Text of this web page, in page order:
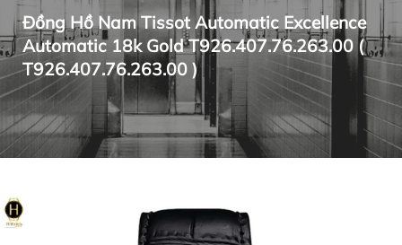
Đồng Hồ Nam Tissot Automatic Excellence
Automatic 18k Gold T926.407.76.263.00 (
T926.407.76.263.00 )